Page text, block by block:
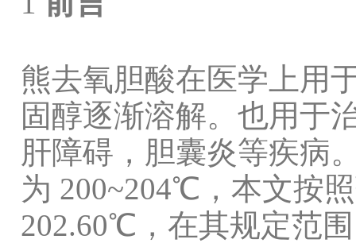
熊去氧胆酸在医学上用
固醇逐渐溶解。 也用于
肝障碍，胆囊炎等疾病
为 200~204℃，本文按
202.60℃，在其规定范